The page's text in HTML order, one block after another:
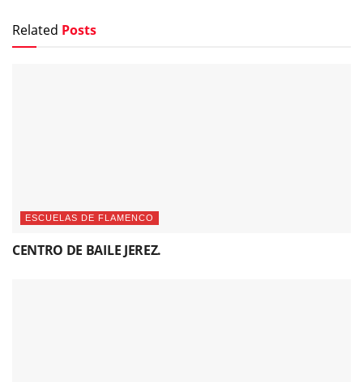
Related Posts
ESCUELAS DE FLAMENCO
CENTRO DE BAILE JEREZ.